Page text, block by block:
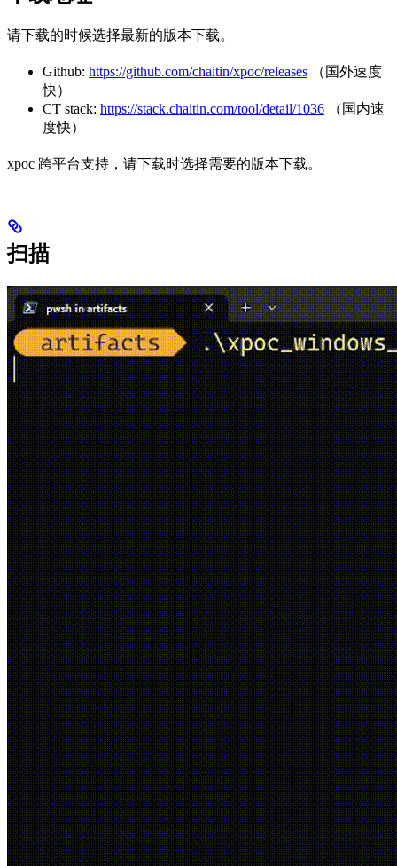
请下载的时候选择最新的版本下载。
Github: https://github.com/chaitin/xpoc/releases （国外速度
快）
CT stack: https://stack.chaitin.com/tool/detail/1036 （国内速
度快）
xpoc 跨平台支持，请下载时选择需要的版本下载。
扫描